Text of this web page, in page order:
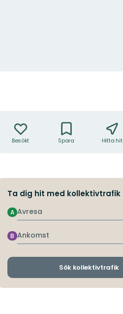
Besökt Spara Hitta hit
Ta dig hit med kollektivtrafik
Avresa
A
Ankomst
B
Sök kollektivtrafik